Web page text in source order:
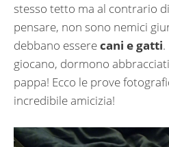
stesso tetto ma al contrario
pensare, non sono nemici
debbano esserecani e gatti
giocano, dormono
pappa! Ecco le prove
incredibile amicizia!